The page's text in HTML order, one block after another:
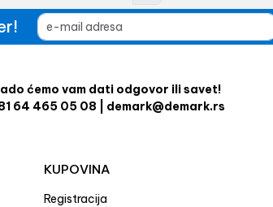
ćemo vam dati odgovor ili savet!
64 465 05 08 | demark@demark.rs
KUPOVINA
Registracija